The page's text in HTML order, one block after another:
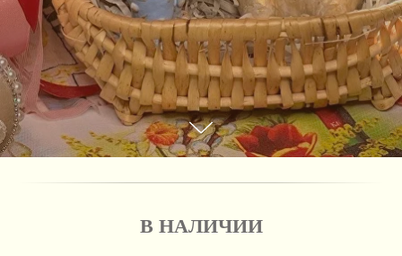
В НАЛИЧИИ